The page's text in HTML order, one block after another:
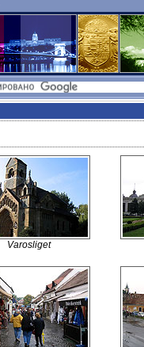
Varosliget